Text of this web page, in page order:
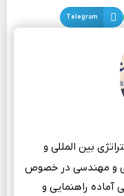
Telegram
بین المللی و
و مهندسی در خصوص
آماده راهنمایی و